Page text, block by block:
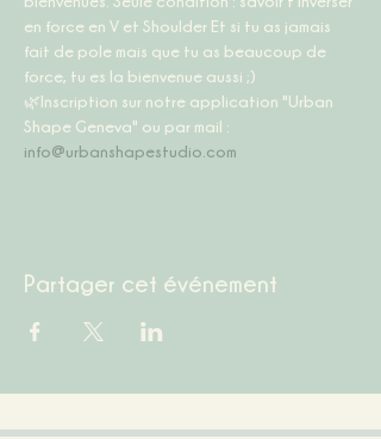
en force en V et Shoulder Et si tu as jamais
fait de pole mais que tu as beaucoup de
force, tu es la bienvenue aussi ;)
🌿Inscription sur notre application "Urban
Shape Geneva" ou par mail :
info@urbanshapestudio.com
Partager cet événement